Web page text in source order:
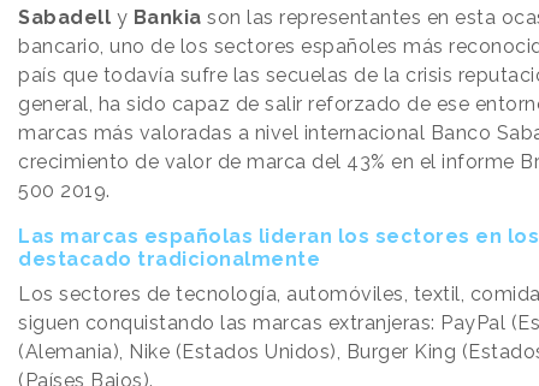
Sabadell y Bankia son las representantes en esta
bancario, uno de los sectores españoles más
país que todavía sufre las secuelas de la crisis
general, ha sido capaz de salir reforzado de ese
marcas más valoradas a nivel internacional Banco
crecimiento de valor de marca del 43% en el informe
500 2019.
Las marcas españolas lideran los sectores en
destacado tradicionalmente
Los sectores de tecnología, automóviles, textil,
siguen conquistando las marcas extranjeras: PayPal
(Alemania), Nike (Estados Unidos), Burger King
(Países Bajos).